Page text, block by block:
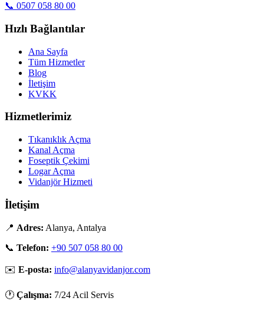
📞 0507 058 80 00
Hızlı Bağlantılar
Ana Sayfa
Tüm Hizmetler
Blog
İletişim
KVKK
Hizmetlerimiz
Tıkanıklık Açma
Kanal Açma
Foseptik Çekimi
Logar Açma
Vidanjör Hizmeti
İletişim
📍 Adres: Alanya, Antalya
📞 Telefon: +90 507 058 80 00
✉️ E-posta: info@alanyavidanjor.com
🕐 Çalışma: 7/24 Acil Servis